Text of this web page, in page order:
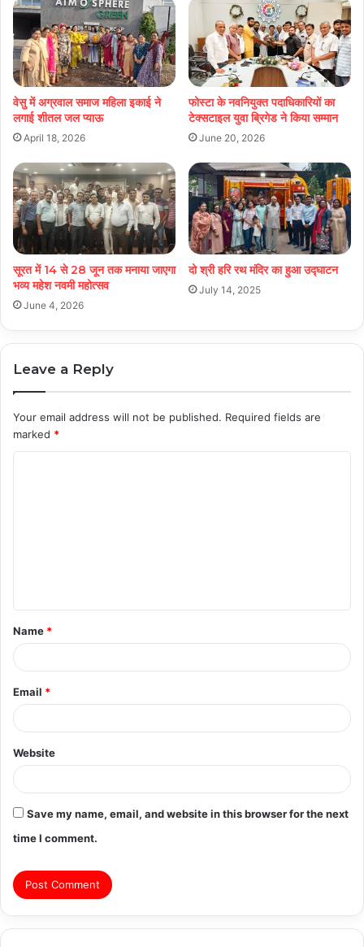
वेसु में अग्रवाल समाज महिला इकाई ने
लगाई शीतल जल प्याऊ
April 18, 2026
फोस्टा के नवनियुक्त पदाधिकारियों का
टेक्सटाइल युवा ब्रिगेड ने किया सम्मान
June 20, 2026
सूरत में 14 से 28 जून तक मनाया जाएगा
भव्य महेश नवमी महोत्सव
June 4, 2026
दो श्री हरि रथ मंदिर का हुआ उद्घाटन
July 14, 2025
Leave a Reply
Your email address will not be published. Required fields are
marked *
t
*
Name *
Email *
Website
Save my name, email, and website in this browser for the next
time I comment.